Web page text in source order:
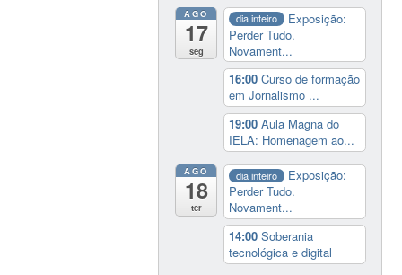
AGO
17
seg
dia inteiro
Exposição:
Perder Tudo.
Novament...
16:00Curso de formação
em Jornalismo ...
19:00Aula Magna do
IELA: Homenagem ao...
AGO
18
ter
dia inteiro
Exposição:
Perder Tudo.
Novament...
14:00Soberania
tecnológica e digital